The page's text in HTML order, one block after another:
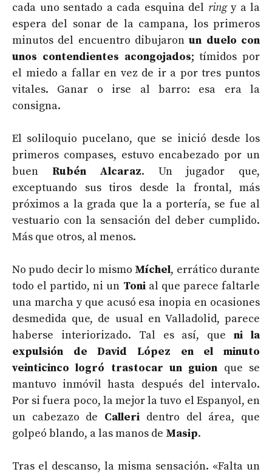
cada uno sentado a cada esquina del ringy a la
espera del sonar de la campana, los primeros
minutos del encuentro dibujaronun duelo con
unos contendientes acongojados; tímidos por
el miedo a fallar en vez de ir a por tres puntos
vitales. Ganar o irse al barro: esa era la
consigna.
El soliloquio pucelano, que se inició desde los
primeros compases, estuvo encabezado por un
buen Rubén Alcaraz. Un jugador que,
exceptuando sus tiros desde la frontal, más
próximos a la grada que la a portería, se fue al
vestuario con la sensación del deber cumplido.
Más que otros, al menos.
No pudo decir lo mismo Míchel, errático durante
todo el partido, ni un Tonial que parece faltarle
una marcha y que acusó esa inopia en ocasiones
desmedida que, de usual en Valladolid, parece
haberse interiorizado. Tal es así, queni la
expulsión de David López en el minuto
veinticinco logró trastocar un guion que se
mantuvo inmóvil hasta después del intervalo.
Por si fuera poco, la mejor la tuvo el Espanyol, en
un cabezazo de Calleri dentro del área, que
golpeó blando, a las manos de Masip.
Tras el descanso, la misma sensación. «Falta un